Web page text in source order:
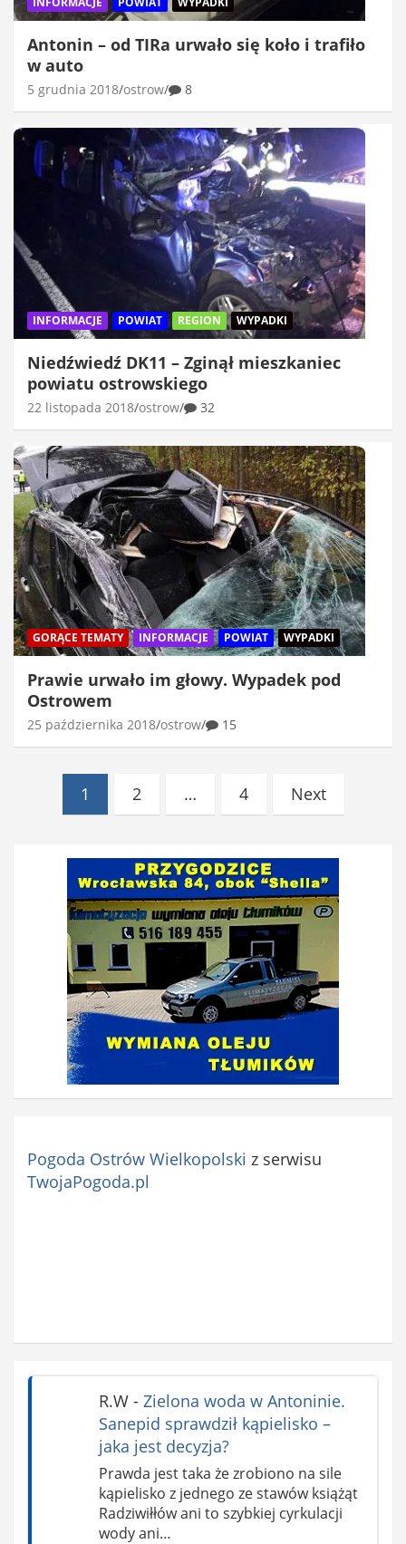
Antonin – od TIRa urwało się koło i trafiło
w auto
5 grudnia 2018 ostrow 8
INFORMACJE POWIAT REGION WYPADKI
Niedźwiedź DK11 – Zginął mieszkaniec
powiatu ostrowskiego
22 listopada 2018 ostrow 32
GORĄCE TEMATY INFORMACJE POWIAT WYPADKI
Prawie urwało im głowy. Wypadek pod
Ostrowem
25 października 2018 ostrow 15
Stronicowanie
wpisów
1 2 … 4 Next
Pogoda Ostrów Wielkopolski z serwisu
TwojaPogoda.pl
R.W- Zielona woda w Antoninie.
Sanepid sprawdził kąpielisko –
jaka jest decyzja?
Prawda jest taka że zrobiono na sile
kąpielisko z jednego ze stawów książąt
Radziwiłłów ani to szybkiej cyrkulacji
wody ani…